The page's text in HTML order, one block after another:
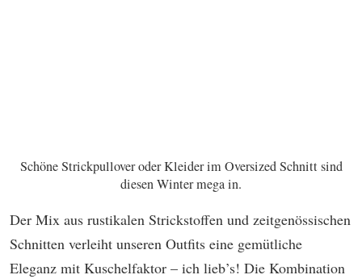
Schöne Strickpullover oder Kleider im Oversized Schnitt sind
diesen Winter mega in.
Der Mix aus rustikalen Strickstoffen und zeitgenössischen
Schnitten verleiht unseren Outfits eine gemütliche
Eleganz mit Kuschelfaktor – ich lieb’s! Die Kombination